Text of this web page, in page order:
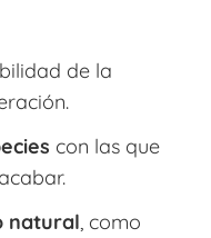
de la
con las que
natural , como